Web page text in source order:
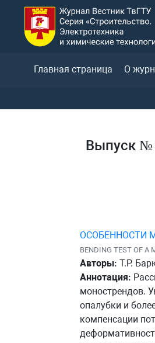
Главная страница О
Выпуск №
ОСОБЕННОСТИ
BENDING TEST OF A
Авторы: Т.Р.
Аннотация:
монострендов.
опалубки и
компенсации